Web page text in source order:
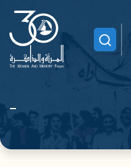
Search